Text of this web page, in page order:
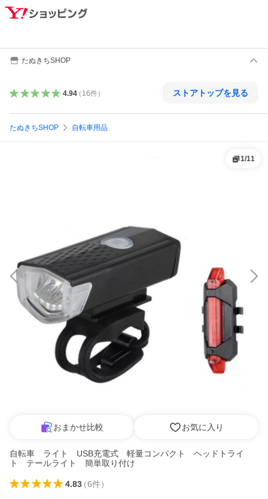
たぬきちSHOP
4.94（ 16件） ストアトップを見る
たぬきちSHOP 自転車用品
1/11
おまかせ比較 お気に入り
自転車 ライト USB充電式 軽量コンパクト ヘッドトライ
ト テールライト 簡単取り付け
4.83（6件）